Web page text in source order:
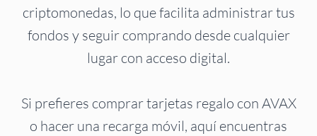
criptomonedas, lo que facilita administrar tus
fondos y seguir comprando desde cualquier
lugar con acceso digital.
Si prefieres comprar tarjetas regalo con AVAX
o hacer una recarga móvil, aquí encuentras